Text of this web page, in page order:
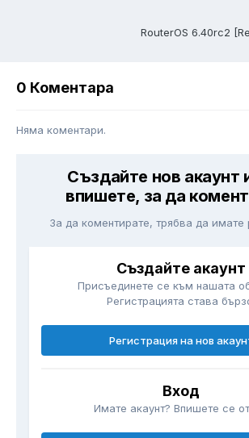
RouterOS 6.40rc2
0 Коментара
Няма коментари.
Създайте нов акаунт
впишете, за да
За да коментирате, трябва да имате
Създайте акаунт
Присъединете се към нашата
Регистрацията става
Регистрация на нов
Вход
Имате акаунт? Впишете се